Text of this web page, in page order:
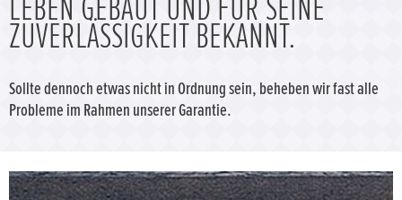
Angebote
Service & Zubehör
LEBEN GEBAUT UND FÜR SEINE
ZUVERLÄSSIGKEIT BEKANNT.
Sollte dennoch etwas nicht in Ordnung sein, beheben wir fast alle
Probleme im Rahmen unserer Garantie.